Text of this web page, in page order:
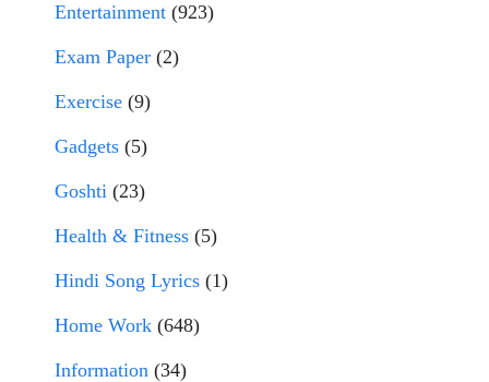
Entertainment (923)
Exam Paper (2)
Exercise (9)
Gadgets (5)
Goshti (23)
Health & Fitness (5)
Hindi Song Lyrics (1)
Home Work (648)
Information (34)